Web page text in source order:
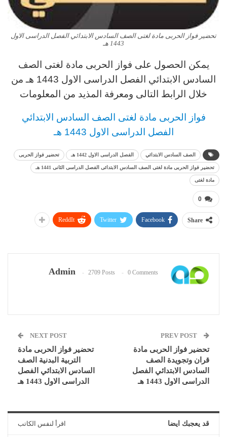
تحضير فواز الحربى مادة لغتى الصف السادس الابتدائي الفصل الدراسى الاول
1443 هـ
يمكن الحصول على فواز الحربى مادة لغتى الصف
السادس الابتدائي الفصل الدراسى الاول 1443 هـ من
خلال الرابط التالى ومعرفة المذيد من المعلومات
فواز الحربى مادة لغتى الصف السادس الابتدائي
الفصل الدراسى الاول 1443 هـ
الصف السادس الابتدائي الفصل الدراسى الاول 1442 هـ تحضير فواز الحربى
تحضير فواز الحربى مادة لغتى الصف السادس الابتدائى الفصل الدراسى الثانى 1441 هـ
مادة لغتى
0
Share
Facebook
Twitter
ReddIt
Admin 2709 Posts 0 Comments
تحضير فواز الحربى مادة
قران وتجويدة الصف
السادس الابتدائي الفصل
الدراسى الاول 1443 هـ
NEXT POST
تحضير فواز الحربى مادة
التربية البدنية الصف
السادس الابتدائي الفصل
الدراسى الاول 1443 هـ
قد يعجبك ايضا اقرأ لنفس الكاتب